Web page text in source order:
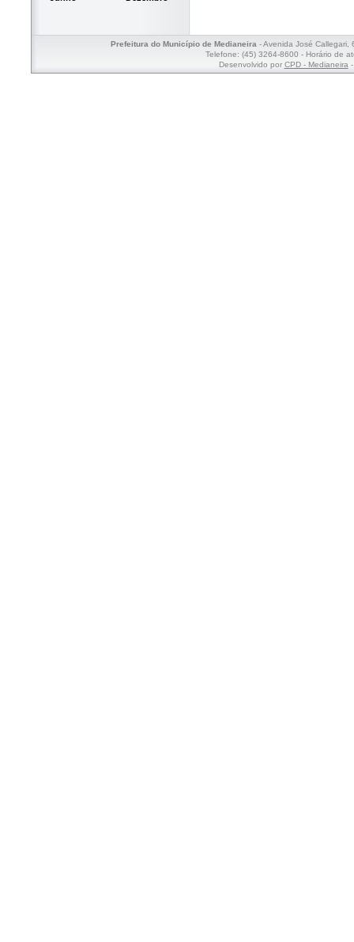
Prefeitura do Município de Medianeira- Avenida José Callegari,
Telefone: (45) 3264-8600 - Horário de
Desenvolvido por CPD - Medianeira-